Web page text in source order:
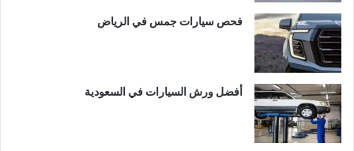
فحص سيارات جمس في الرياض
أفضل ورش السيارات في السعودية